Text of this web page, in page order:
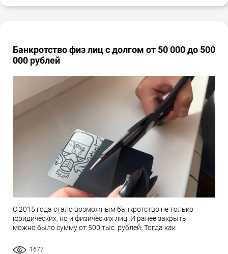
Банкротство физ лиц с долгом от 50 000 до 500
000 рублей
С 2015 года стало возможным банкротство не только
юридических, но и физических лиц. И ранее закрыть
можно было сумму от 500 тыс. рублей. Тогда как
1677